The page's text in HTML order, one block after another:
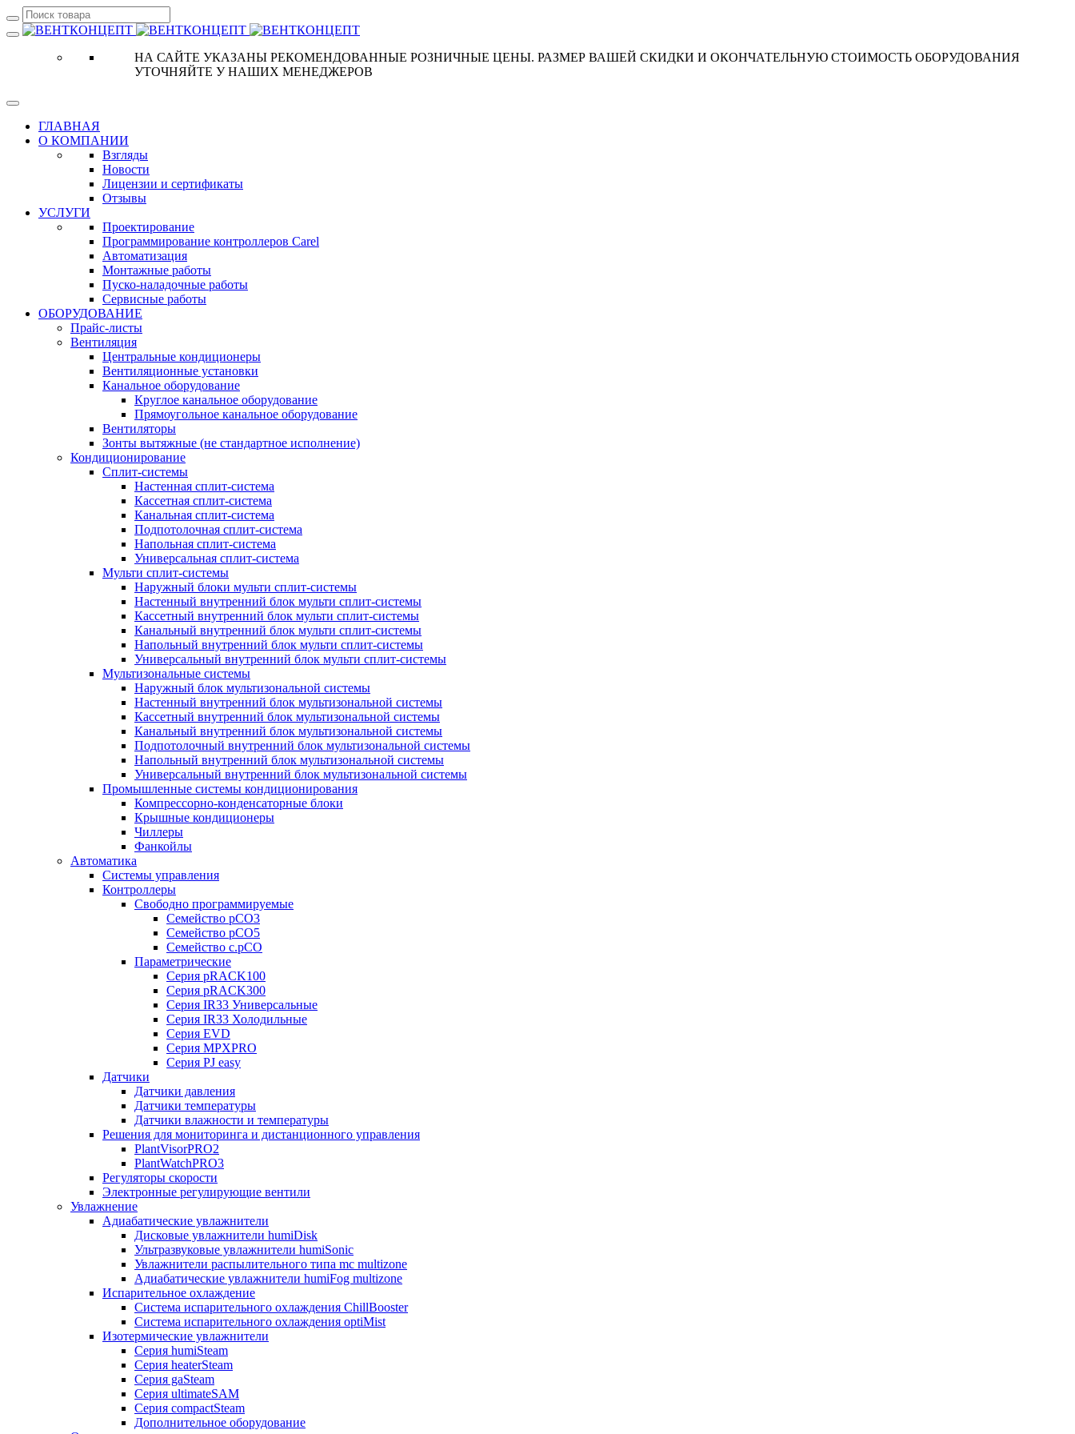
НА САЙТЕ УКАЗАНЫ РЕКОМЕНДОВАННЫЕ РОЗНИЧНЫЕ ЦЕНЫ. РАЗМЕР ВАШЕЙ СКИДКИ И ОКОНЧАТЕЛЬНУЮ СТОИМОСТЬ ОБОРУДОВАНИЯ
УТОЧНЯЙТЕ У НАШИХ МЕНЕДЖЕРОВ
ГЛАВНАЯ
О КОМПАНИИ
Взгляды
Новости
Лицензии и сертификаты
Отзывы
УСЛУГИ
Проектирование
Программирование контроллеров Carel
Автоматизация
Монтажные работы
Пуско-наладочные работы
Сервисные работы
ОБОРУДОВАНИЕ
Прайс-листы
Вентиляция
Центральные кондиционеры
Вентиляционные установки
Канальное оборудование
Круглое канальное оборудование
Прямоугольное канальное оборудование
Вентиляторы
Зонты вытяжные (не стандартное исполнение)
Кондиционирование
Сплит-системы
Настенная сплит-система
Кассетная сплит-система
Канальная сплит-система
Подпотолочная сплит-система
Напольная сплит-система
Универсальная сплит-система
Мульти сплит-системы
Наружный блоки мульти сплит-системы
Настенный внутренний блок мульти сплит-системы
Кассетный внутренний блок мульти сплит-системы
Канальный внутренний блок мульти сплит-системы
Напольный внутренний блок мульти сплит-системы
Универсальный внутренний блок мульти сплит-системы
Мультизональные системы
Наружный блок мультизональной системы
Настенный внутренний блок мультизональной системы
Кассетный внутренний блок мультизональной системы
Канальный внутренний блок мультизональной системы
Подпотолочный внутренний блок мультизональной системы
Напольный внутренний блок мультизональной системы
Универсальный внутренний блок мультизональной системы
Промышленные системы кондиционирования
Компрессорно-конденсаторные блоки
Крышные кондиционеры
Чиллеры
Фанкойлы
Автоматика
Системы управления
Контроллеры
Свободно программируемые
Семейство pCO3
Семейство pCO5
Семейство c.pCO
Параметрические
Серия pRACK100
Серия pRACK300
Серия IR33 Универсальные
Серия IR33 Холодильные
Серия EVD
Серия MPXPRO
Серия PJ easy
Датчики
Датчики давления
Датчики температуры
Датчики влажности и температуры
Решения для мониторинга и дистанционного управления
PlantVisorPRO2
PlantWatchPRO3
Регуляторы скорости
Электронные регулирующие вентили
Увлажнение
Адиабатические увлажнители
Дисковые увлажнители humiDisk
Ультразвуковые увлажнители humiSonic
Увлажнители распылительного типа mc multizone
Адиабатические увлажнители humiFog multizone
Испарительное охлаждение
Система испарительного охлаждения ChillBooster
Система испарительного охлаждения optiMist
Изотермические увлажнители
Серия humiSteam
Серия heaterSteam
Серия gaSteam
Серия ultimateSAM
Серия compactSteam
Дополнительное оборудование